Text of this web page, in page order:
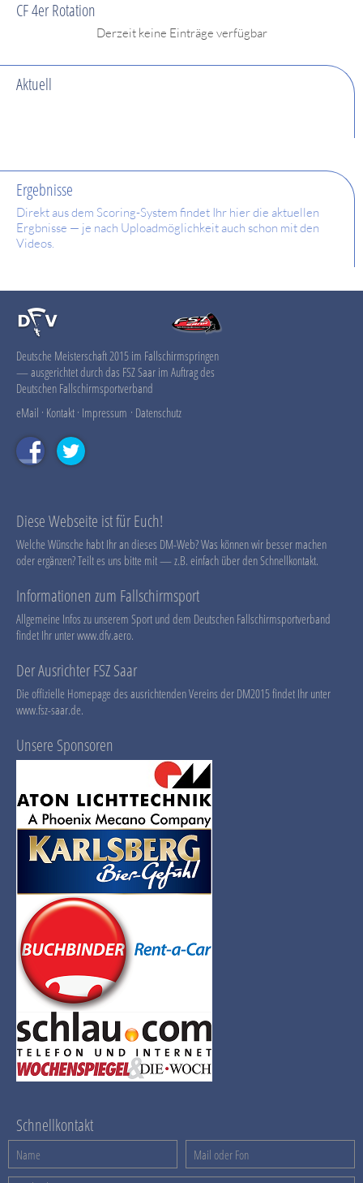
CF 4er Rotation
Derzeit keine Einträge verfügbar
Aktuell
Ergebnisse
Direkt aus dem Scoring-System findet Ihr hier die aktuellen
Ergbnisse — je nach Uploadmöglichkeit auch schon mit den
Videos.
Deutsche Meisterschaft 2015 im Fallschirmspringen
— ausgerichtet durch das FSZ Saar im Auftrag des
Deutschen Fallschirmsportverband
eMail · Kontakt · Impressum · Datenschutz
Diese Webseite ist für Euch!
Welche Wünsche habt Ihr an dieses DM-Web? Was können wir besser machen
oder ergänzen? Teilt es uns bitte mit — z.B. einfach über den Schnellkontakt.
Informationen zum Fallschirmsport
Allgemeine Infos zu unserem Sport und dem Deutschen Fallschirmsportverband
findet Ihr unterwww.dfv.aero.
Der Ausrichter FSZ Saar
Die offizielle Homepage des ausrichtenden Vereins der DM2015 findet Ihr unter
www.fsz-saar.de.
Unsere Sponsoren
Schnellkontakt